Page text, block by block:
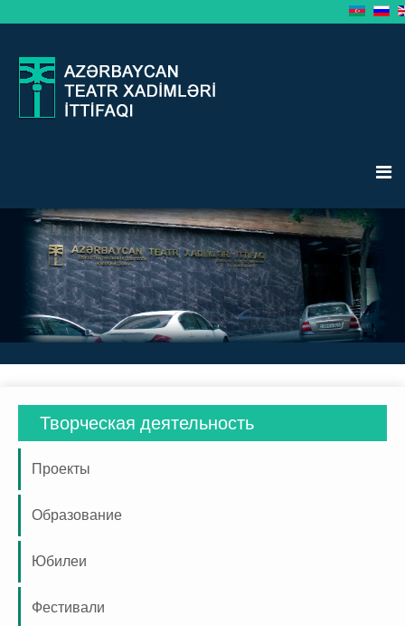
Творческая деятельность
Проекты
Образование
Юбилеи
Фестивали